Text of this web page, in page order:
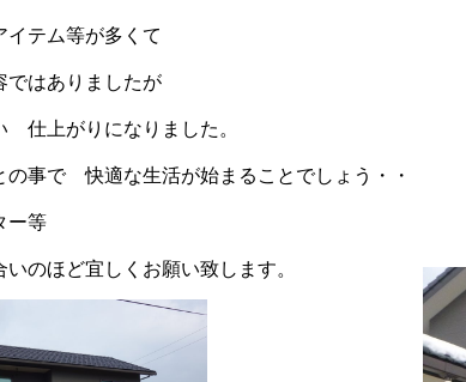
イテム等が多くて
ではありましたが
仕上がりになりました。
事で 快適な生活が始まることでしょう・・
ー等
のほど宜しくお願い致します。